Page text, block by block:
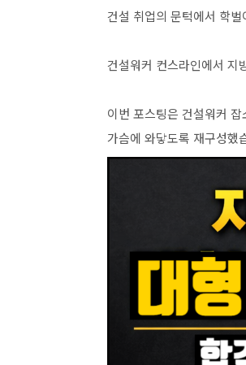
건설 취업의 문턱에서 학
건설워커 컨스라인에서 지
이번 포스팅은 건설워커
가슴에 와닿도록 재구성했